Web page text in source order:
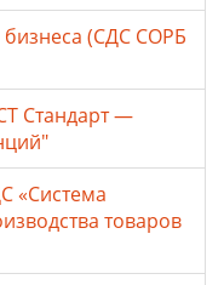
бизнеса (СДС СОРБ
Стандарт —
«Система
товаров